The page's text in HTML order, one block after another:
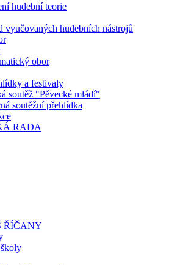
hudební teorie
vyučovaných hudebních nástrojů
obor
a festivaly
soutěž "Pěvecké mládí"
soutěžní přehlídka
RADA
ŘÍČANY